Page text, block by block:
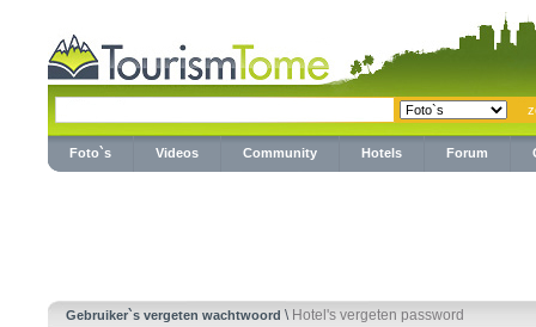
Foto`s Videos Community Hotels Forum
Gebruiker`s vergeten wachtwoord \ Hotel's vergeten password